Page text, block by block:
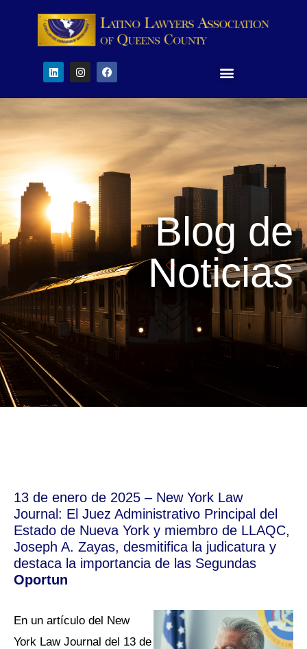
Blog de
Noticias
13 de enero de 2025 – New York Law
Journal: El Juez Administrativo Principal del
Estado de Nueva York y miembro de LLAQC,
Joseph A. Zayas, desmitifica la judicatura y
destaca la importancia de las Segundas
Oportun
En un artículo del New
York Law Journal del 13 de